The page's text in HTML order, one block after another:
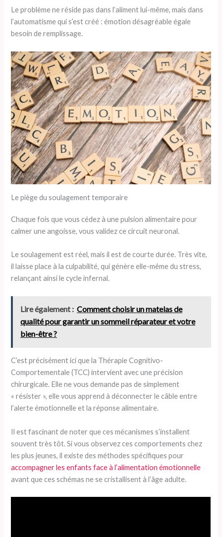
Le problème ne réside pas dans l’aliment lui-même, mais dans
l’automatisme qui s’est créé : émotion désagréable égale
besoin de remplissage.
Le piège du soulagement temporaire
Chaque fois que vous cédez à une pulsion alimentaire pour
calmer une angoisse, vous validez ce circuit neuronal.
Le soulagement est réel, mais il est de courte durée. Très vite,
il laisse place à la culpabilité, qui génère elle-même du stress,
relançant ainsi le cycle infernal.
Lire également : Comment choisir un matelas de
qualité pour garantir un sommeil réparateur et votre
bien-être ?
C’est précisément ici que la Thérapie Cognitivo-
Comportementale (TCC) intervient avec une précision
chirurgicale. Elle ne vous demande pas de simplement
« résister », elle vous apprend à déconnecter le câble entre
l’alerte émotionnelle et la réponse alimentaire.
Il est fascinant de noter que ces mécanismes s’installent
souvent très tôt. Si vous observez ces comportements chez
les plus jeunes, il existe des méthodes spécifiques pour
accompagner les enfants face à l’alimentation émotionnelle
avant que ces schémas ne se cristallisent à l’âge adulte.